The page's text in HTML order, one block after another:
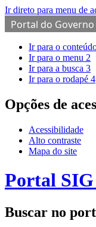
Ir direto para menu de
Portal do
Ir para o
Ir para o menu 2
Ir para a busca 3
Ir para o rodapé 4
Opções de
Acessibilidade
Alto contraste
Mapa do site
Portal
Buscar no